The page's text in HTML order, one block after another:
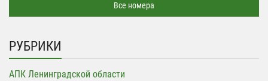
Все номера
РУБРИКИ
АПК Ленинградской области